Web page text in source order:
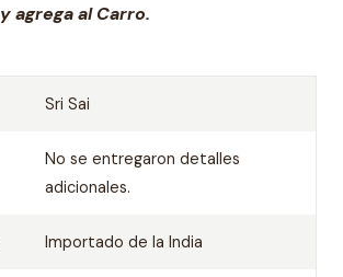
y agrega al Carro.
Sri Sai
No se entregaron detalles
adicionales.
Importado de la India